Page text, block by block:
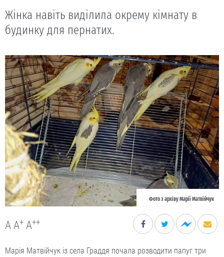
Жінка навіть виділила окрему кімнату в
будинку для пернатих.
Фото з архіву Марії Матвійчук
A A+ A++
Марія Матвійчук із села Граддя почала розводити папуг три